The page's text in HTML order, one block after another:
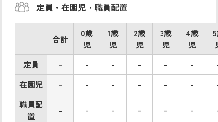
定員・在園児・職員配置
合計
0歳
児
1歳
児
2歳
児
3歳
児
4歳
児
定員
- - - - - -
在園児
- - - - - -
職員配
置
- - - - - -